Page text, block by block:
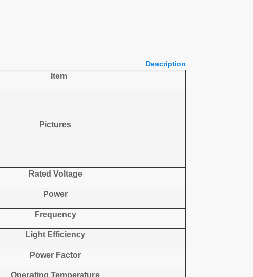
Description
tem
Pictures
Rated Voltage
Power
Frequency
Light Efficiency
Power Factor
Operating Temperature